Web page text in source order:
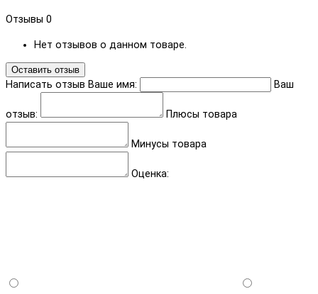
Отзывы 0
Нет отзывов о данном товаре.
Оставить отзыв
Написать отзыв Ваше имя: Ваш
отзыв: Плюсы товара
Минусы товара
Оценка: